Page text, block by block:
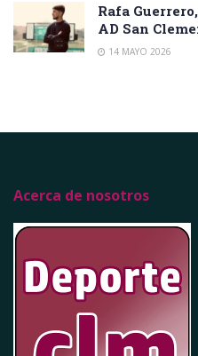
Rafa
AD San
14 MAYO 2026
Acerca de nosotros